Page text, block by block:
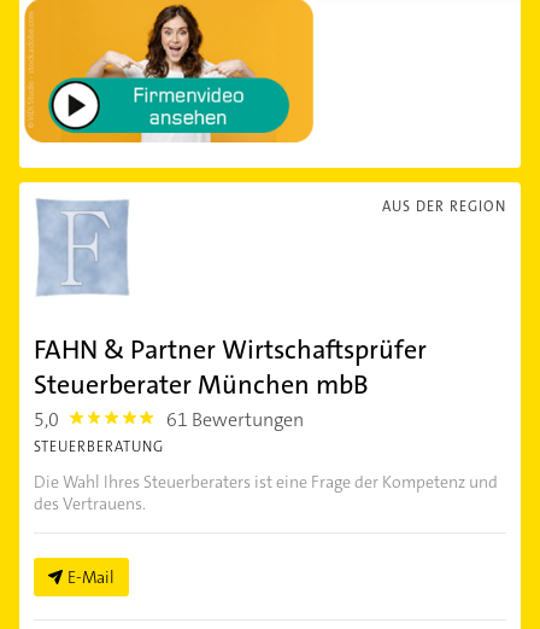
AUS DER REGION
FAHN & Partner Wirtschaftsprüfer
Steuerberater München mbB
5,0 5.0 61 Bewertungen
STEUERBERATUNG
Die Wahl Ihres Steuerberaters ist eine Frage der Kompetenz und
des Vertrauens.
E-Mail